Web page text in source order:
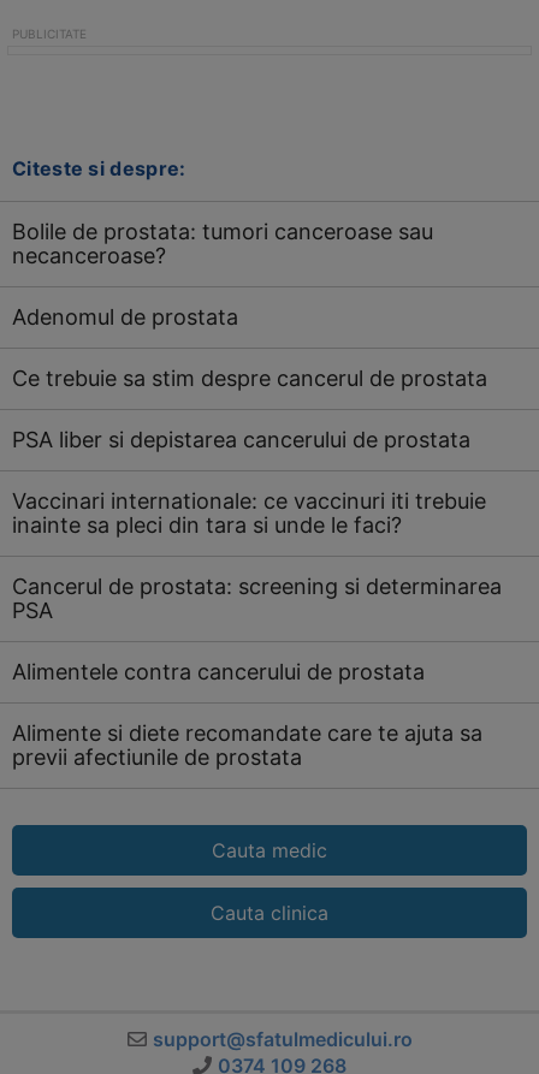
Citeste si despre:
Bolile de prostata: tumori canceroase sau
necanceroase?
Adenomul de prostata
Ce trebuie sa stim despre cancerul de prostata
PSA liber si depistarea cancerului de prostata
Vaccinari internationale: ce vaccinuri iti trebuie
inainte sa pleci din tara si unde le faci?
Cancerul de prostata: screening si determinarea
PSA
Alimentele contra cancerului de prostata
Alimente si diete recomandate care te ajuta sa
previi afectiunile de prostata
Cauta medic
Cauta clinica
support@sfatulmedicului.ro
0374 109 268